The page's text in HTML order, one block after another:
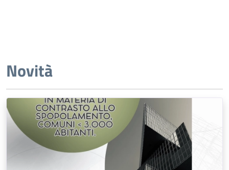
Novità